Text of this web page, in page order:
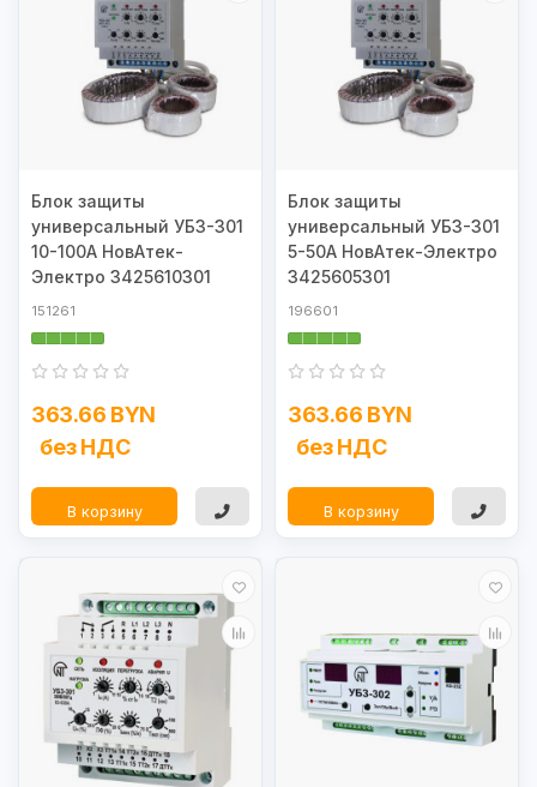
Блок защиты
универсальный УБЗ-301
10-100А НовАтек-
Электро 3425610301
151261
363.66 BYN
без НДС
В корзину
Блок защиты
универсальный УБЗ-301
5-50А НовАтек-Электро
3425605301
196601
363.66 BYN
без НДС
В корзину